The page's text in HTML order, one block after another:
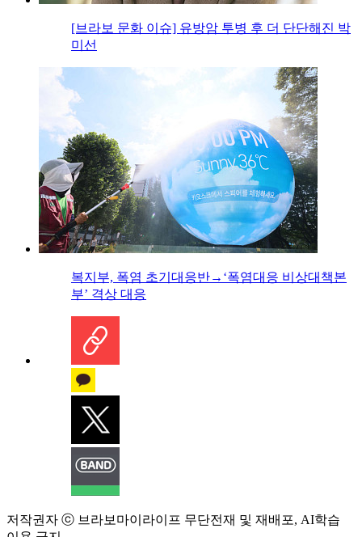
[브라보 문화 이슈] 유방암 투병 후 더 단단해진 박
미선
복지부, 폭염 초기대응반→‘폭염대응 비상대책본
부’ 격상 대응
저작권자 ⓒ 브라보마이라이프 무단전재 및 재배포, AI학습